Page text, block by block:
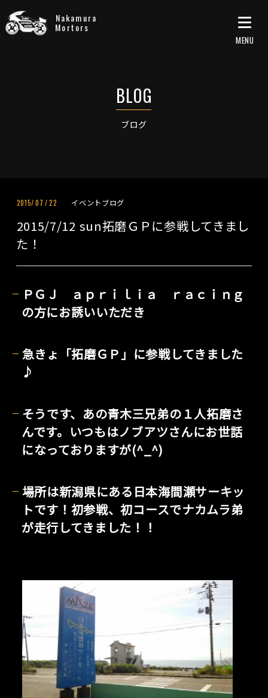
Nakamura
Mortors
ブログ
2015/7/12 sun拓磨ＧＰに参戦してきまし
た！
2015/ 07 /22 イベントブログ
ＰＧＪ ａｐｒｉｌｉａ ｒａｃｉｎｇ
の方にお誘いいただき
急きょ「拓磨ＧＰ」に参戦してきました
♪
そうです、あの青木三兄弟の１人拓磨さ
んです。いつもはノブアツさんにお世話
になっておりますが(^_^)
場所は新潟県にある日本海間瀬サーキッ
トです！初参戦、初コースでナカムラ弟
が走行してきました！！